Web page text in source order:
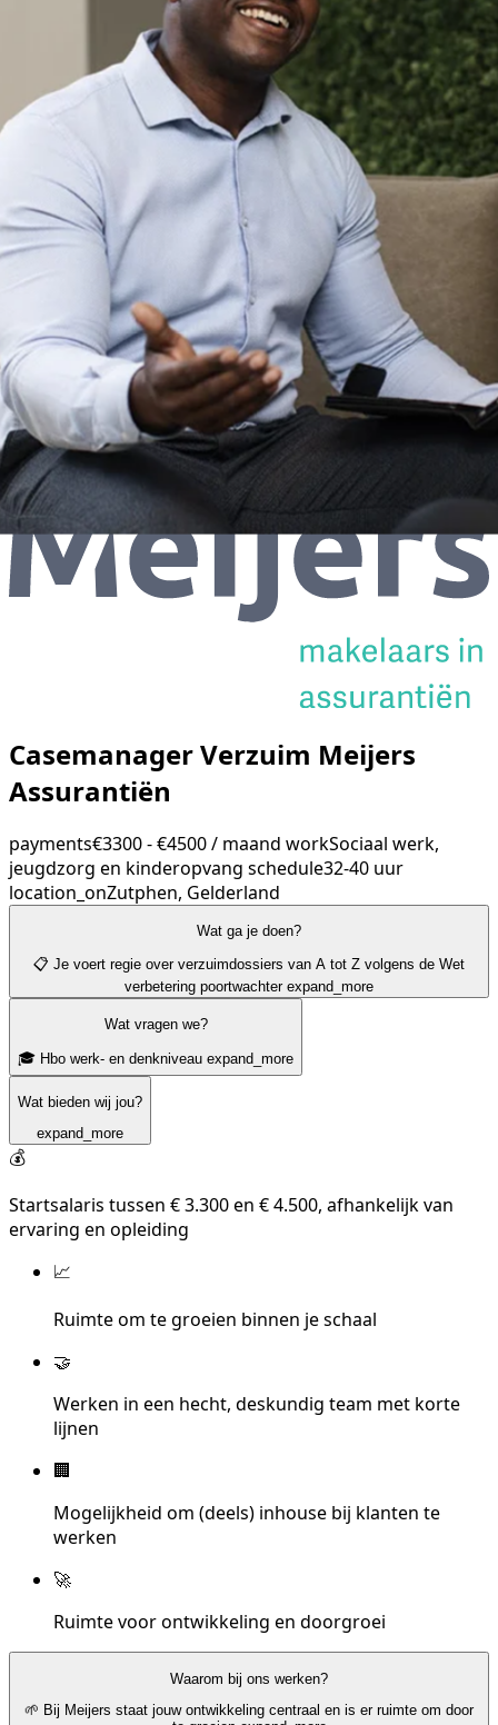
Casemanager Verzuim Meijers
Assurantiën
payments€3300 - €4500 / maand workSociaal werk,
jeugdzorg en kinderopvang schedule32-40 uur
location_onZutphen, Gelderland
Wat ga je doen?
📋 Je voert regie over verzuimdossiers van A tot Z volgens de Wet
verbetering poortwachter expand_more
Wat vragen we?
🎓 Hbo werk- en denkniveau expand_more
Wat bieden wij jou?
expand_more
💰
Startsalaris tussen € 3.300 en € 4.500, afhankelijk van
ervaring en opleiding
📈
Ruimte om te groeien binnen je schaal
🤝
Werken in een hecht, deskundig team met korte
lijnen
🏢
Mogelijkheid om (deels) inhouse bij klanten te
werken
🚀
Ruimte voor ontwikkeling en doorgroei
Waarom bij ons werken?
🌱 Bij Meijers staat jouw ontwikkeling centraal en is er ruimte om door